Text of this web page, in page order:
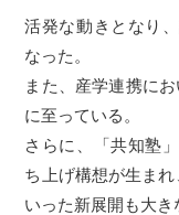
活発な動きとなり
なった。
また、産学連携に
に至っている。
さらに、「共知塾
ち上げ構想が生ま
いった新展開も大き